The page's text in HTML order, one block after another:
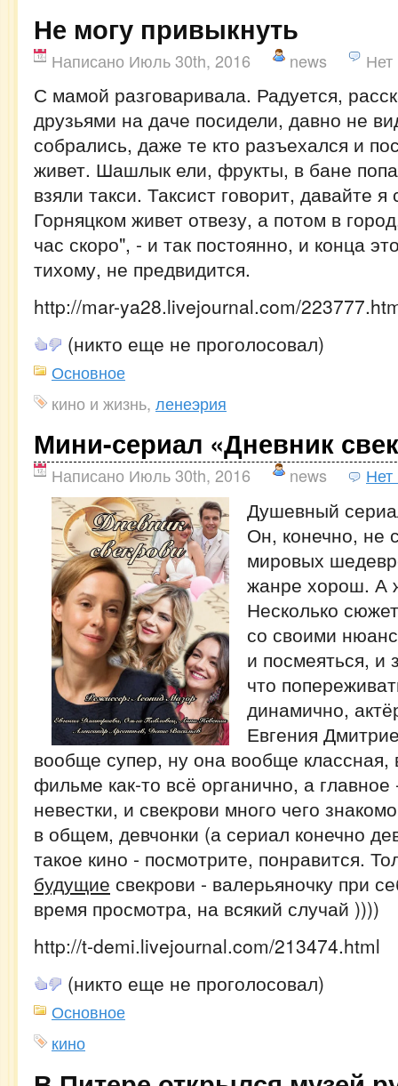
Не могу привыкнуть
Написано Июль 30th, 2016 news Нет
С мамой разговаривала. Радуется,
друзьями на даче посидели, давно не
собрались, даже те кто разъехался и
живет. Шашлык ели, фрукты, в бане
взяли такси. Таксист говорит, давайте
Горняцком живет отвезу, а потом в
час скоро", - и так постоянно, и конца
тихому, не предвидится.
http://mar-ya28.livejournal.com/
(никто еще не проголосовал)
Основное
кино и жизнь, ленеэрия
Мини-сериал «Дневник
Написано Июль 30th, 2016 news Нет
Душевный
Он, конечно, не
мировых
жанре хорош. А
Несколько
со своими
и посмеяться, и
что
динамично,
Евгения
вообще супер, ну она вообще
фильме как-то всё органично, а
невестки, и свекрови много чего
в общем, девчонки (а сериал конечно
такое кино - посмотрите, понравится.
будущие свекрови - валерьяночку при
время просмотра, на всякий случай ))))
http://t-demi.livejournal.com/213474.html
(никто еще не проголосовал)
Основное
кино